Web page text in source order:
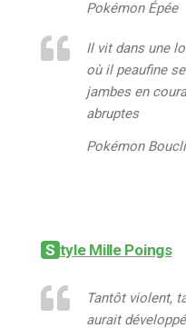
Pokémon Épée
Il vit dans une
où il peaufine
jambes en
abruptes
Pokémon
Style Mille Poings
Tantôt violent,
aurait